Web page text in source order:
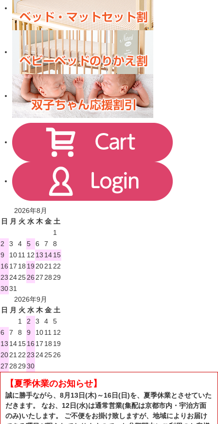
2026年8月
日 月 火 水 木 金 土
1
2
3 4 5 6 7
8
9
1011 12 13 1415
16 17 18 19202122
23242526272829
3031
2026年9月
日 月 火 水 木 金 土
1
2 3 4
5
6
7 8 9 1011 12
13 141516 17 18 19
20212223242526
27282930
【夏季休業のお知らせ】
誠に勝手ながら、8月13日(木)～16日(日)を、夏季休業とさせていた
だきます。 なお、12日(水)は通常営業(集配は京都市内・宇治方面
のみ)いたします。 ご不便をお掛け致しますが、地域によりお届け